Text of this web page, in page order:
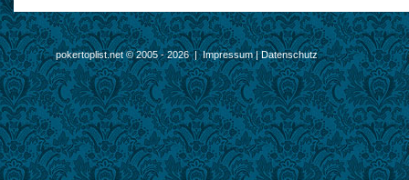
pokertoplist.net © 2005 - 2026 |Impressum|Datenschutz